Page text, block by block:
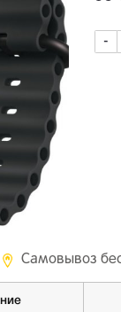
-
Самовывоз